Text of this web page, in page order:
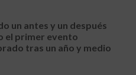
un antes y un después
el primer evento
tras un año y medio